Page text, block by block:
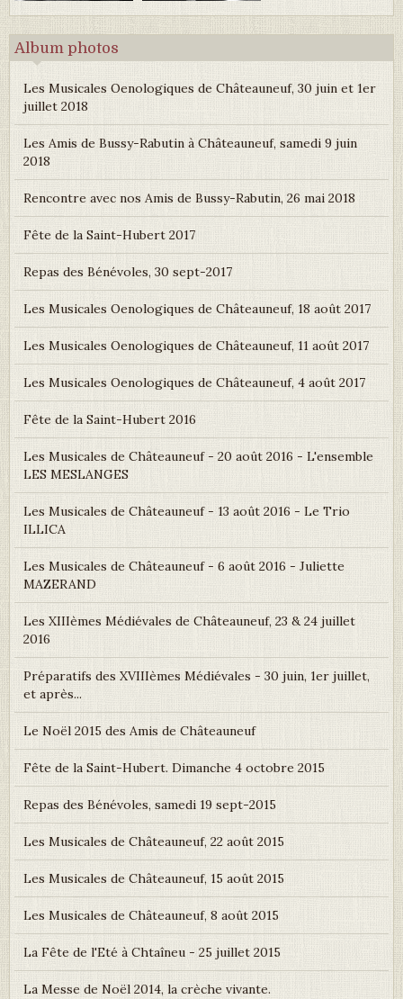
Album photos
Les Musicales Oenologiques de Châteauneuf, 30 juin et 1er
juillet 2018
Les Amis de Bussy-Rabutin à Châteauneuf, samedi 9 juin
2018
Rencontre avec nos Amis de Bussy-Rabutin, 26 mai 2018
Fête de la Saint-Hubert 2017
Repas des Bénévoles, 30 sept-2017
Les Musicales Oenologiques de Châteauneuf, 18 août 2017
Les Musicales Oenologiques de Châteauneuf, 11 août 2017
Les Musicales Oenologiques de Châteauneuf, 4 août 2017
Fête de la Saint-Hubert 2016
Les Musicales de Châteauneuf - 20 août 2016 - L'ensemble
LES MESLANGES
Les Musicales de Châteauneuf - 13 août 2016 - Le Trio
ILLICA
Les Musicales de Châteauneuf - 6 août 2016 - Juliette
MAZERAND
Les XIIIèmes Médiévales de Châteauneuf, 23 & 24 juillet
2016
Préparatifs des XVIIIèmes Médiévales - 30 juin, 1er juillet,
et après...
Le Noël 2015 des Amis de Châteauneuf
Fête de la Saint-Hubert. Dimanche 4 octobre 2015
Repas des Bénévoles, samedi 19 sept-2015
Les Musicales de Châteauneuf, 22 août 2015
Les Musicales de Châteauneuf, 15 août 2015
Les Musicales de Châteauneuf, 8 août 2015
La Fête de l'Eté à Chtaîneu - 25 juillet 2015
La Messe de Noël 2014, la crèche vivante.